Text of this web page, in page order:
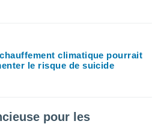
climatique pourrait
le risque de suicide
pour les